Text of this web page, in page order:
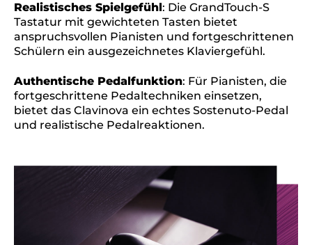
Realistisches Spielgefühl: Die GrandTouch-S
Tastatur mit gewichteten Tasten bietet
anspruchsvollen Pianisten und fortgeschrittenen
Schülern ein ausgezeichnetes Klaviergefühl.
Authentische Pedalfunktion: Für Pianisten, die
fortgeschrittene Pedaltechniken einsetzen,
bietet das Clavinova ein echtes Sostenuto-Pedal
und realistische Pedalreaktionen.